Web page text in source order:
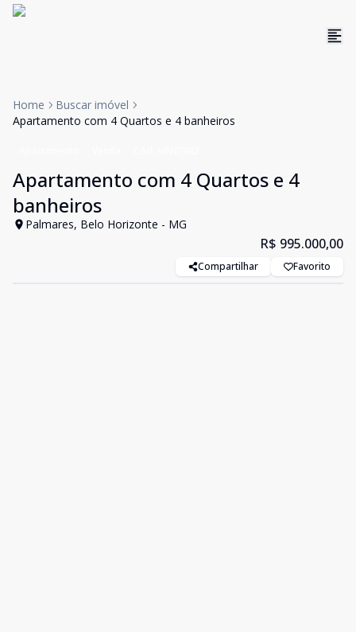
Home
Buscar imóvel
Apartamento com 4 Quartos e 4 banheiros
Apartamento com 4 Quartos e 4
banheiros
Palmares, Belo Horizonte - MG
R$ 995.000,00
Compartilhar Favorito